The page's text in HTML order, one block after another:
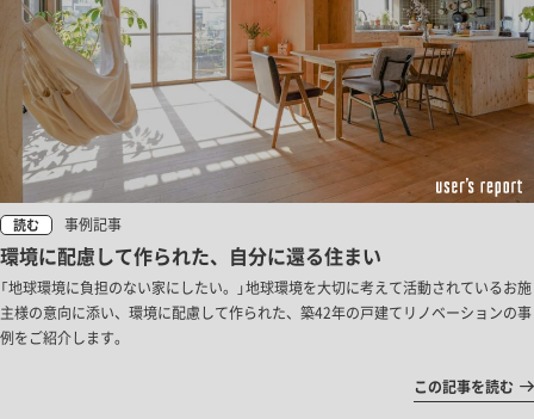
読む 事例記事
環境に配慮して作られた、自分に還る住まい
「地球環境に負担のない家にしたい。」地球環境を大切に考えて活動されているお施
主様の意向に添い、環境に配慮して作られた、築42年の戸建てリノベーションの事
例をご紹介します。
この記事を読む